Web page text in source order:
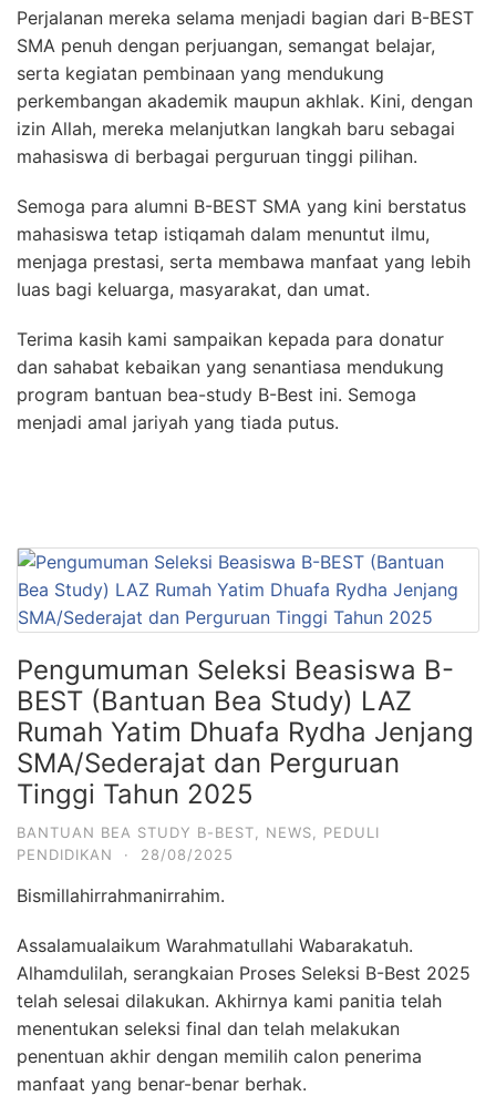
Perjalanan mereka selama menjadi bagian dari B-BEST
SMA penuh dengan perjuangan, semangat belajar,
serta kegiatan pembinaan yang mendukung
perkembangan akademik maupun akhlak. Kini, dengan
izin Allah, mereka melanjutkan langkah baru sebagai
mahasiswa di berbagai perguruan tinggi pilihan.
Semoga para alumni B-BEST SMA yang kini berstatus
mahasiswa tetap istiqamah dalam menuntut ilmu,
menjaga prestasi, serta membawa manfaat yang lebih
luas bagi keluarga, masyarakat, dan umat.
Terima kasih kami sampaikan kepada para donatur
dan sahabat kebaikan yang senantiasa mendukung
program bantuan bea-study B-Best ini. Semoga
menjadi amal jariyah yang tiada putus.
Pengumuman Seleksi Beasiswa B-
BEST (Bantuan Bea Study) LAZ
Rumah Yatim Dhuafa Rydha Jenjang
SMA/Sederajat dan Perguruan
Tinggi Tahun 2025
BANTUAN BEA STUDY B-BEST NEWS
PEDULI
PENDIDIKAN
· 28/08/2025
Bismillahirrahmanirrahim.
Assalamualaikum Warahmatullahi Wabarakatuh.
Alhamdulilah, serangkaian Proses Seleksi B-Best 2025
telah selesai dilakukan. Akhirnya kami panitia telah
menentukan seleksi final dan telah melakukan
penentuan akhir dengan memilih calon penerima
manfaat yang benar-benar berhak.